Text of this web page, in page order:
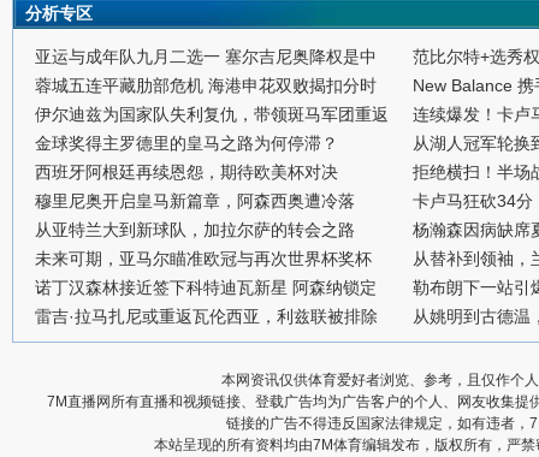
分析专区
亚运与成年队九月二选一 塞尔吉尼奥降权是中
蓉城五连平藏肋部危机 海港申花双败揭扣分时
伊尔迪兹为国家队失利复仇，带领斑马军团重返
金球奖得主罗德里的皇马之路为何停滞？
西班牙阿根廷再续恩怨，期待欧美杯对决
穆里尼奥开启皇马新篇章，阿森西奥遭冷落
从亚特兰大到新球队，加拉尔萨的转会之路
未来可期，亚马尔瞄准欧冠与再次世界杯奖杯
诺丁汉森林接近签下科特迪瓦新星 阿森纳锁定
雷吉·拉马扎尼或重返瓦伦西亚，利兹联被排除
范比尔特+选秀
New Balance
连续爆发！卡卢
从湖人冠军轮换
拒绝横扫！半场
卡卢马狂砍34分
杨瀚森因病缺席
从替补到领袖，
勒布朗下一站引
从姚明到古德温
本网资讯仅供体育爱好者浏览、参考，且仅作个
7M直播网所有直播和视频链接、登载广告均为广告客户的个人、网友收集
链接的广告不得违反国家法律规定，如有违者
本站呈现的所有资料均由7M体育编辑发布，版权所有，严